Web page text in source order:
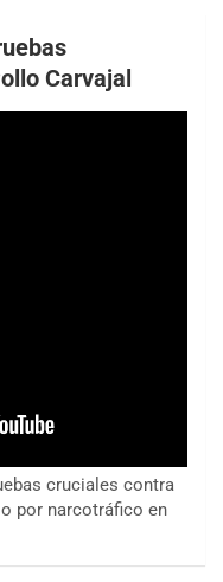
Carvajal
cruciales contra
por narcotráfico en